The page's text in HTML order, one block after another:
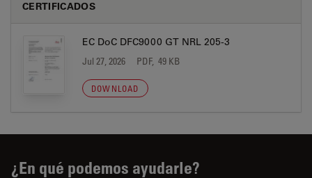
CERTIFICADOS
EC DoC DFC9000 GT NRL 205-3
Jul 27, 2026 PDF, 49 KB
DOWNLOAD
¿En qué podemos ayudarle?